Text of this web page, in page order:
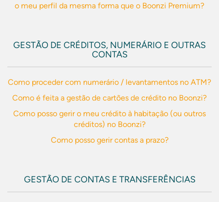
o meu perfil da mesma forma que o Boonzi Premium?
GESTÃO DE CRÉDITOS, NUMERÁRIO E OUTRAS
CONTAS
Como proceder com numerário / levantamentos no ATM?
Como é feita a gestão de cartões de crédito no Boonzi?
Como posso gerir o meu crédito à habitação (ou outros
créditos) no Boonzi?
Como posso gerir contas a prazo?
GESTÃO DE CONTAS E TRANSFERÊNCIAS